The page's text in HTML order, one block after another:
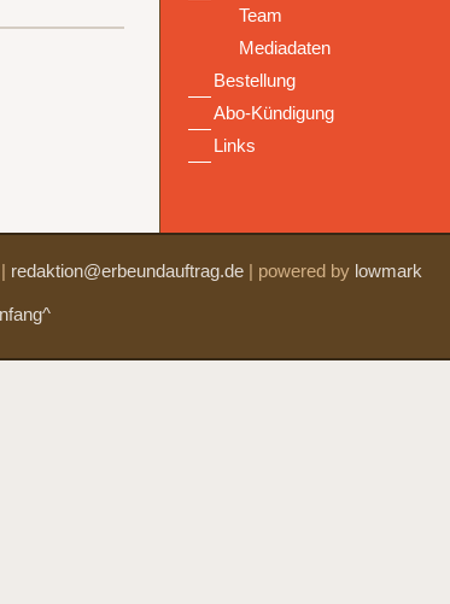
Team
Mediadaten
Bestellung
Abo-Kündigung
Links
redaktion@erbeundauftrag.de| powered by lowmark